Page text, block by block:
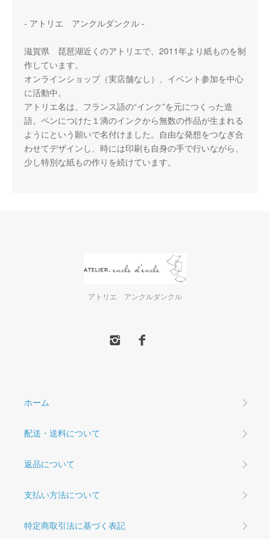
- アトリエ アンクルダンクル -
滋賀県 琵琶湖近くのアトリエで、2011年より紙ものを制
作しています。
オンラインショップ（実店舗なし）、イベント参加を中心
に活動中。
アトリエ名は、フランス語の“インク”を元につくった造
語。ペンにつけた１滴のインクから無数の作品が生まれる
ようにという願いで名付けました。自由な発想をつなぎ合
わせてデザインし、時には印刷も自身の手で行いながら、
少し特別な紙もの作りを続けています。
アトリエ アンクルダンクル
ホーム
配送・送料について
返品について
支払い方法について
特定商取引法に基づく表記